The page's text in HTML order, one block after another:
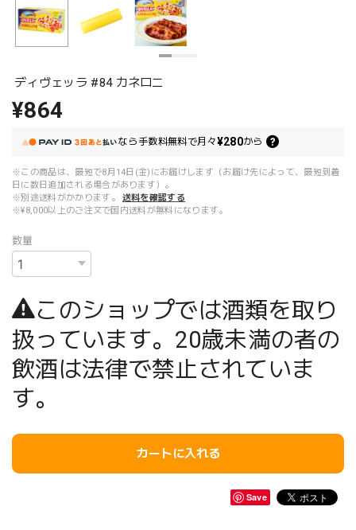
ディヴェッラ #84 カネロニ
¥864
なら 手数料無料で月々¥280から
※この商品は、最短で8月14日(金)にお届けします（お届け先によって、最短到着
日に数日追加される場合があります）。
※別途送料がかかります。
送料を確認する
※¥8,000以上のご注文で国内送料が無料になります。
数量
このショップでは酒類を取り
扱っています。20歳未満の者の
飲酒は法律で禁止されていま
す。
カートに入れる
Save